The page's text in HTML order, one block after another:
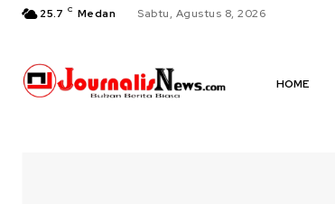
25.7 C Medan Sabtu, Agustus 8, 2026
HOME